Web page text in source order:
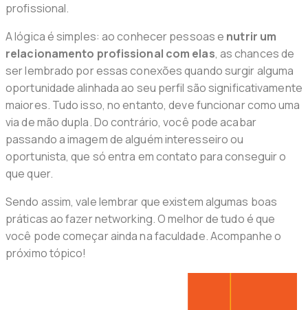
profissional.
A lógica é simples: ao conhecer pessoas e nutrir um
relacionamento profissional com elas, as chances de
ser lembrado por essas conexões quando surgir alguma
oportunidade alinhada ao seu perfil são significativamente
maiores. Tudo isso, no entanto, deve funcionar como uma
via de mão dupla. Do contrário, você pode acabar
passando a imagem de alguém interesseiro ou
oportunista, que só entra em contato para conseguir o
que quer.
Sendo assim, vale lembrar que existem algumas boas
práticas ao fazer networking. O melhor de tudo é que
você pode começar ainda na faculdade. Acompanhe o
próximo tópico!